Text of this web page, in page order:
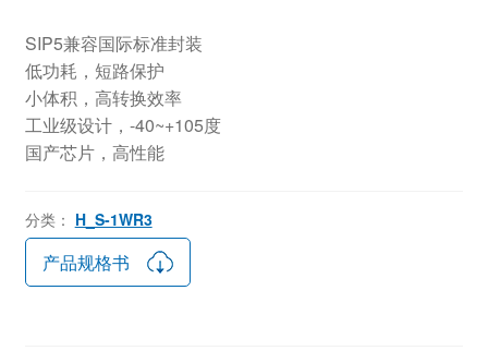
SIP5兼容国际标准封装
低功耗，短路保护
小体积，高转换效率
工业级设计，-40~+105度
国产芯片，高性能
分类： H_S-1WR3
产品规格书